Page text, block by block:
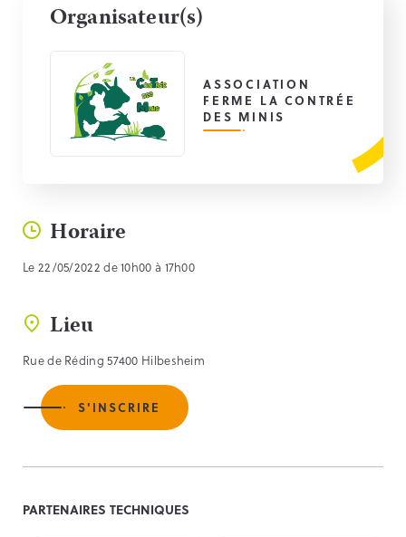
Organisateur(s)
ASSOCIATION
FERME LA CONTRÉE
DES MINIS
Horaire
Le 22/05/2022 de 10h00 à 17h00
Lieu
Rue de Réding 57400 Hilbesheim
S'INSCRIRE
PARTENAIRES TECHNIQUES